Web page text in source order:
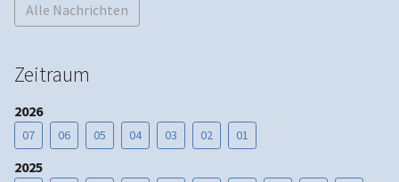
Alle Nachrichten
Zeitraum
2026
07 06 05 04 03 02 01
2025